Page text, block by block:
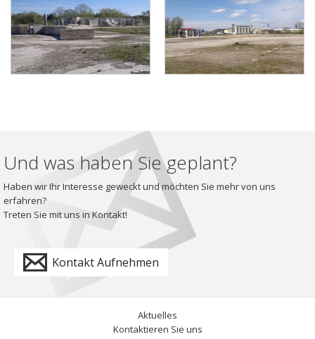
Und was haben Sie geplant?
Haben wir Ihr Interesse geweckt und möchten Sie mehr von uns
erfahren?
Treten Sie mit uns in Kontakt!
Kontakt Aufnehmen
Aktuelles
Kontaktieren Sie uns